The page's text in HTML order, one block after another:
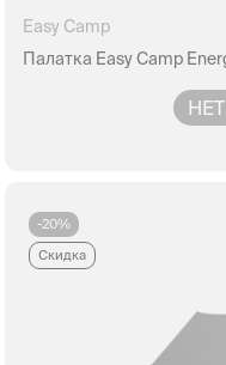
Easy Camp
Палатка Easy Camp
-20%
Скидка